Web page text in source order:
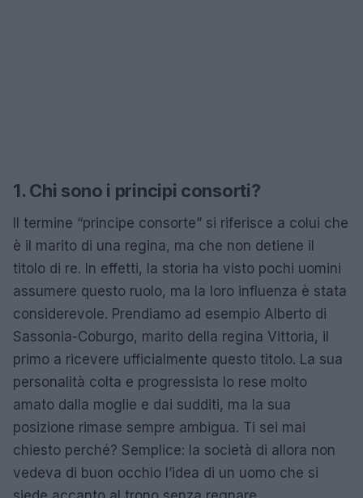
1. Chi sono i principi consorti?
Il termine “principe consorte” si riferisce a colui che
è il marito di una regina, ma che non detiene il
titolo di re. In effetti, la storia ha visto pochi uomini
assumere questo ruolo, ma la loro influenza è stata
considerevole. Prendiamo ad esempio Alberto di
Sassonia-Coburgo, marito della regina Vittoria, il
primo a ricevere ufficialmente questo titolo. La sua
personalità colta e progressista lo rese molto
amato dalla moglie e dai sudditi, ma la sua
posizione rimase sempre ambigua. Ti sei mai
chiesto perché? Semplice: la società di allora non
vedeva di buon occhio l’idea di un uomo che si